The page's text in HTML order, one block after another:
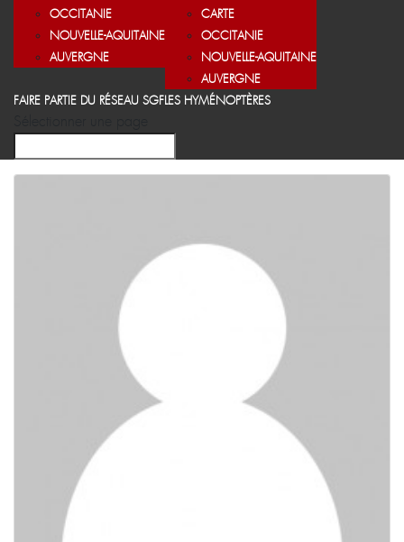
OCCITANIE
NOUVELLE-AQUITAINE
AUVERGNE
CARTE
OCCITANIE
NOUVELLE-AQUITAINE
AUVERGNE
FAIRE PARTIE DU RÉSEAU SGFLES HYMÉNOPTÈRES